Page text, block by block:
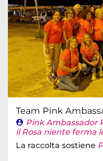
Team Pink
Pink Ambassador
il Rosa niente ferma
La raccolta sostiene